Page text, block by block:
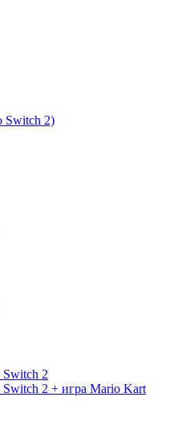
Switch 2)
Switch 2
2 + игра Mario Kart